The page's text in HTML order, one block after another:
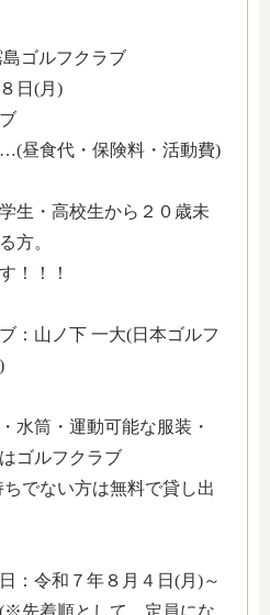
ゴルフクラブ
日(月)
昼食代・保険料・活動費)
生・高校生から２０歳未
方。
！！！
：山ノ下 一大(日本ゴルフ
水筒・運動可能な服装・
ゴルフクラブ
でない方は無料で貸し出
：令和７年８月４日(月)～
先着順として、定員にな